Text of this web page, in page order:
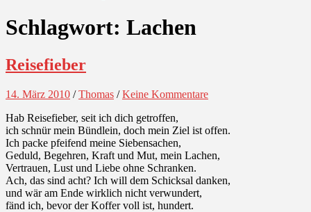
Schlagwort: Lachen
Reisefieber
14. März 2010 /Thomas /Keine Kommentare
Hab Reisefieber, seit ich dich getroffen,
ich schnür mein Bündlein, doch mein Ziel ist offen.
Ich packe pfeifend meine Siebensachen,
Geduld, Begehren, Kraft und Mut, mein Lachen,
Vertrauen, Lust und Liebe ohne Schranken.
Ach, das sind acht? Ich will dem Schicksal danken,
und wär am Ende wirklich nicht verwundert,
fänd ich, bevor der Koffer voll ist, hundert.